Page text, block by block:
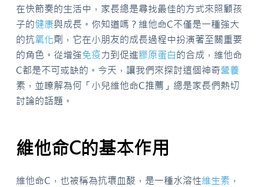
在快節奏的生活中，家長總是尋找最佳的方式來照顧孩
子的健康與成長。你知道嗎？維他命C不僅是一種強大
的抗氧化劑，它在小朋友的成長過程中扮演著至關重要
的角色。從增強免疫力到促進膠原蛋白的合成，維他命
C都是不可或缺的。今天，讓我們來探討這個神奇營養
素，並瞭解為何「小兒維他命C推薦」總是家長們熱切
討論的話題。
維他命C的基本作用
維他命C，也被稱為抗壞血酸，是一種水溶性維生素 ，